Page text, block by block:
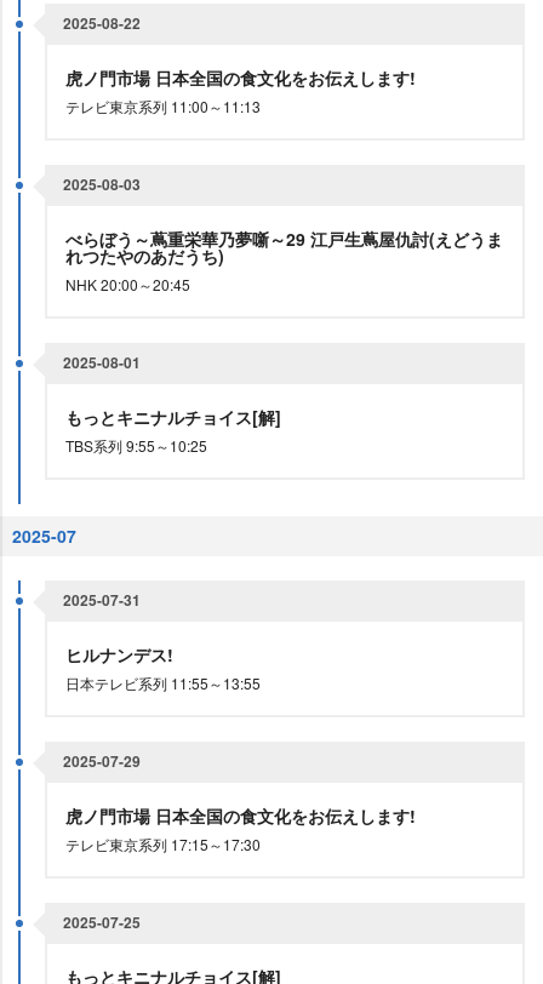
2025-08-22
虎ノ門市場 日本全国の食文化をお伝えします!
テレビ東京系列 11:00～11:13
2025-08-03
べらぼう～蔦重栄華乃夢噺～29 江戸生蔦屋仇討(えどうま
れつたやのあだうち)
NHK 20:00～20:45
2025-08-01
もっとキニナルチョイス[解]
TBS系列 9:55～10:25
2025-07
2025-07-31
ヒルナンデス!
日本テレビ系列 11:55～13:55
2025-07-29
虎ノ門市場 日本全国の食文化をお伝えします!
テレビ東京系列 17:15～17:30
2025-07-25
もっとキニナルチョイス[解]